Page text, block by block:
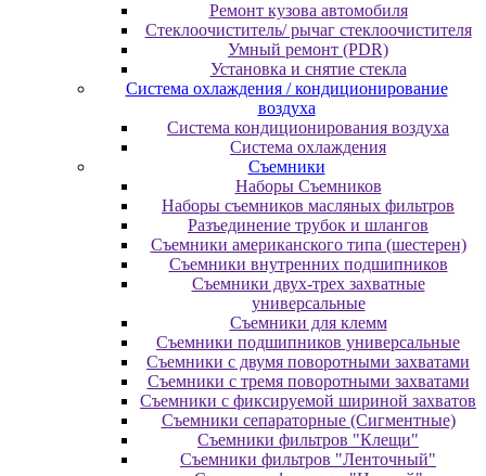
Ремонт кузова автомобиля
Стеклоочиститель/ рычаг стеклоочистителя
Умный ремонт (PDR)
Установка и снятие стекла
Система охлаждения / кондиционирование
воздуха
Система кондиционирования воздуха
Система охлаждения
Съемники
Наборы Съемников
Наборы съемников масляных фильтров
Разъединение трубок и шлангов
Съемники американского типа (шестерен)
Съемники внутренних подшипников
Съемники двух-трех захватные
универсальные
Съемники для клемм
Съемники подшипников универсальные
Съемники с двумя поворотными захватами
Съемники с тремя поворотными захватами
Съемники с фиксируемой шириной захватов
Съемники сепараторные (Сигментные)
Съемники фильтров "Клещи"
Съемники фильтров "Ленточный"